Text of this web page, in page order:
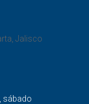
Jalisco
sábado